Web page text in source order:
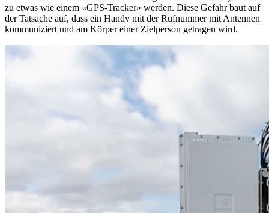
zu etwas wie einem «GPS-Tracker» werden. Diese Gefahr baut auf
der Tatsache auf, dass ein Handy mit der Rufnummer mit Antennen
kommuniziert und am Körper einer Zielperson getragen wird.